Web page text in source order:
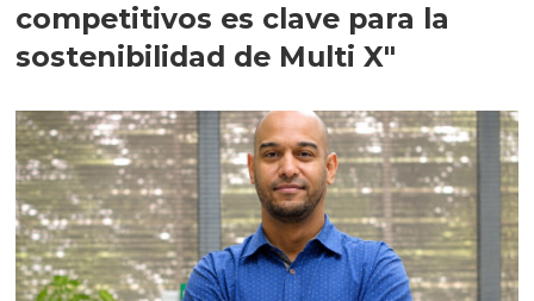
competitivos es clave para la
sostenibilidad de Multi X"